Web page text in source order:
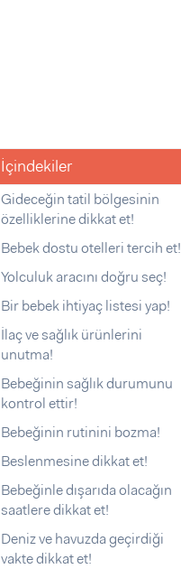
İçindekiler
Gideceğin tatil bölgesinin
özelliklerine dikkat et!
Bebek dostu otelleri tercih et!
Yolculuk aracını doğru seç!
Bir bebek ihtiyaç listesi yap!
İlaç ve sağlık ürünlerini
unutma!
Bebeğinin sağlık durumunu
kontrol ettir!
Bebeğinin rutinini bozma!
Beslenmesine dikkat et!
Bebeğinle dışarıda olacağın
saatlere dikkat et!
Deniz ve havuzda geçirdiği
vakte dikkat et!